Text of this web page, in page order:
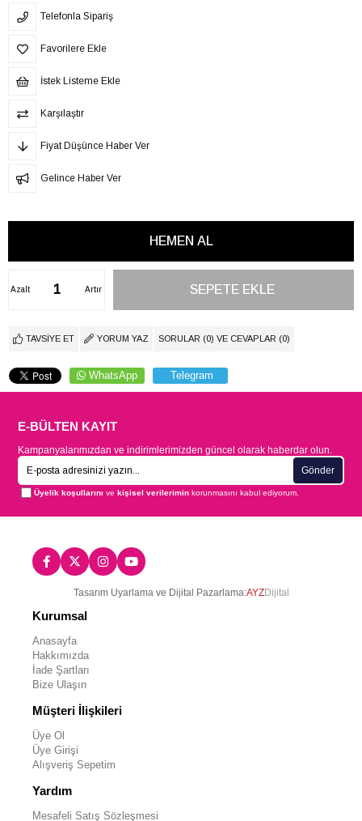
Telefonla Sipariş
Favorilere Ekle
İstek Listeme Ekle
Karşılaştır
Fiyat Düşünce Haber Ver
Gelince Haber Ver
Artır
Azalt
TAVSIYE ET YORUM YAZ SORULAR (0) VE CEVAPLAR (0)
WhatsApp Telegram
E-BÜLTEN KAYIT
Kampanyalarımızdan ve indirimlerimizden güncel olarak haberdar olun.
Gönder
Üyelik koşullarını vekişisel verilerimin korunmasını kabul ediyorum.
Tasarım Uyarlama ve Dijital Pazarlama:AYZDijital
Kurumsal
Anasayfa
Hakkımızda
İade Şartları
Bize Ulaşın
Müşteri İlişkileri
Üye Ol
Üye Girişi
Alışveriş Sepetim
Yardım
Mesafeli Satış Sözleşmesi